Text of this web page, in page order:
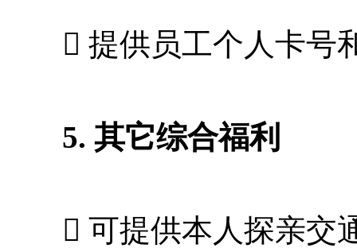
 提供员工个人卡号
5. 其它综合福利
 可提供本人探亲交通